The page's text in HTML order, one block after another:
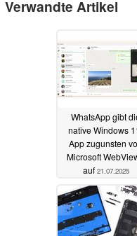
Verwandte Artikel
WhatsApp gibt
native Windows
App zugunsten
Microsoft
auf 21.07.2025